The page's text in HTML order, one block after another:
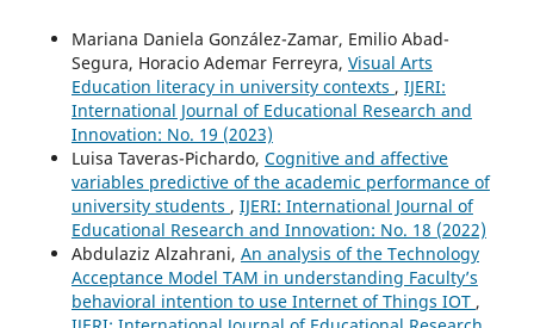
Mariana Daniela González-Zamar, Emilio Abad-
Segura, Horacio Ademar Ferreyra, Visual Arts
Education literacy in university contexts , IJERI:
International Journal of Educational Research and
Innovation: No. 19 (2023)
Luisa Taveras-Pichardo, Cognitive and affective
variables predictive of the academic performance of
university students , IJERI: International Journal of
Educational Research and Innovation: No. 18 (2022)
Abdulaziz Alzahrani, An analysis of the Technology
Acceptance Model TAM in understanding Faculty’s
behavioral intention to use Internet of Things IOT ,